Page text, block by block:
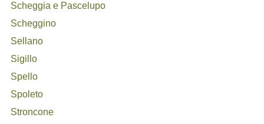
Scheggia e Pascelupo
Scheggino
Sellano
Sigillo
Spello
Spoleto
Stroncone